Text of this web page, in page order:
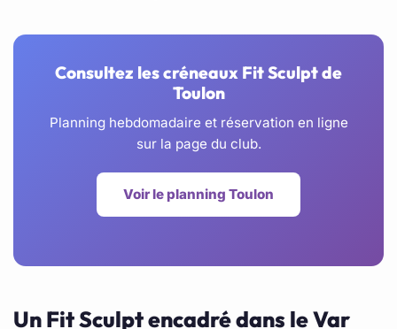
Consultez les créneaux Fit Sculpt de
Toulon
Planning hebdomadaire et réservation en ligne
sur la page du club.
Voir le planning Toulon
Un Fit Sculpt encadré dans le Var